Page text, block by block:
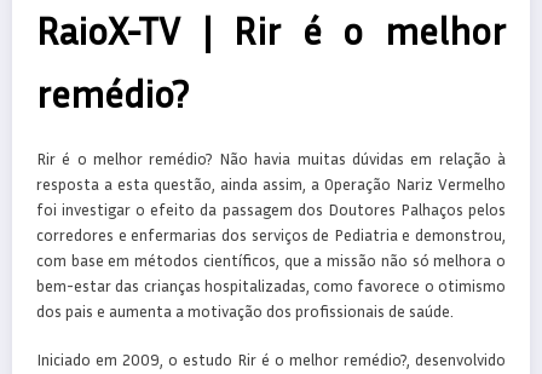
RaioX-TV | Rir é o melhor
remédio?
Rir é o melhor remédio? Não havia muitas dúvidas em relação à
resposta a esta questão, ainda assim, a Operação Nariz Vermelho
foi investigar o efeito da passagem dos Doutores Palhaços pelos
corredores e enfermarias dos serviços de Pediatria e demonstrou,
com base em métodos científicos, que a missão não só melhora o
bem-estar das crianças hospitalizadas, como favorece o otimismo
dos pais e aumenta a motivação dos profissionais de saúde.
Iniciado em 2009, o estudo Rir é o melhor remédio?, desenvolvido